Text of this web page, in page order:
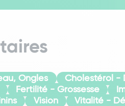
Ongles Cholestérol -
Fertilité - Grossesse
Vision Vitalité -